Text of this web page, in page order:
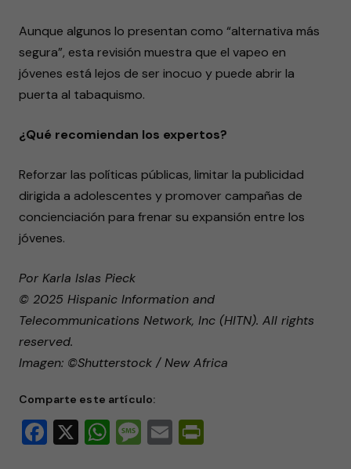
Aunque algunos lo presentan como “alternativa más
segura”, esta revisión muestra que el vapeo en
jóvenes está lejos de ser inocuo y puede abrir la
puerta al tabaquismo.
¿Qué recomiendan los expertos?
Reforzar las políticas públicas, limitar la publicidad
dirigida a adolescentes y promover campañas de
concienciación para frenar su expansión entre los
jóvenes.
Por Karla Islas Pieck
© 2025 Hispanic Information and
Telecommunications Network, Inc (HITN). All rights
reserved.
Imagen: ©Shutterstock / New Africa
Comparte este artículo:
Facebook
X WhatsApp
Message
Email